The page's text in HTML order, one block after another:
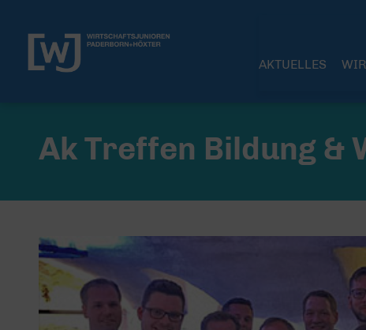
AKTUELLES
Ak Treffen Bildung &